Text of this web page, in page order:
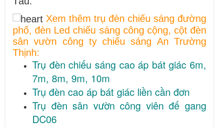
Xem thêm trụ đèn chiếu sáng đường
phố, đèn Led chiếu sáng công cộng, cột đèn
sân vườn công ty chiếu sáng An Trường
Thịnh:
Trụ đèn chiếu sáng cao áp bát giác 6m,
7m, 8m, 9m, 10m
Trụ đèn cao áp bát giác liền cần đơn
Trụ đèn sân vườn công viên đế gang
DC06